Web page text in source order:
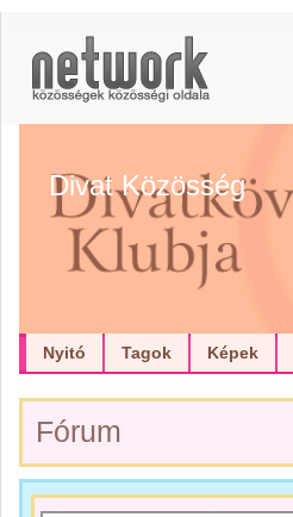
Divat Közösség
Nyitó Tagok Képek
Fórum